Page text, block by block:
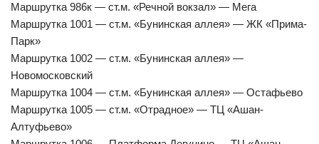
Маршрутка 986к — ст.м. «Речной вокзал» — Мега
Маршрутка 1001 — ст.м. «Бунинская аллея» — ЖК «Прима-
Парк»
Маршрутка 1002 — ст.м. «Бунинская аллея» —
Новомосковский
Маршрутка 1004 — ст.м. «Бунинская аллея» — Остафьево
Маршрутка 1005 — ст.м. «Отрадное» — ТЦ «Ашан-
Алтуфьево»